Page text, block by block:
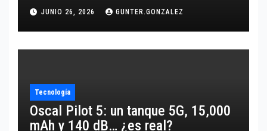
JUNIO 26, 2026 GUNTER.GONZALEZ
Tecnología
Oscal Pilot 5: un tanque 5G, 15,000
mAh y 140 dB… ¿es real?